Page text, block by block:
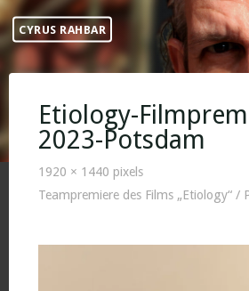
Skip
content
CYRUS RAHBAR
Etiology-
2023-Potsdam
Full
size
1920 × 1440 pixels
Teampremiere des Films „Etiology“ /